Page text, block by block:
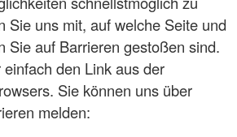
Sie uns mit, auf welche Seite und
Sie auf Barrieren gestoßen sind.
den Link aus der
Sie können uns über
melden: